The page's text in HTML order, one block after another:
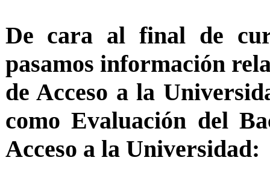
De cara al final de
pasamos información
de Acceso a la
como Evaluación del
Acceso a la Universidad: